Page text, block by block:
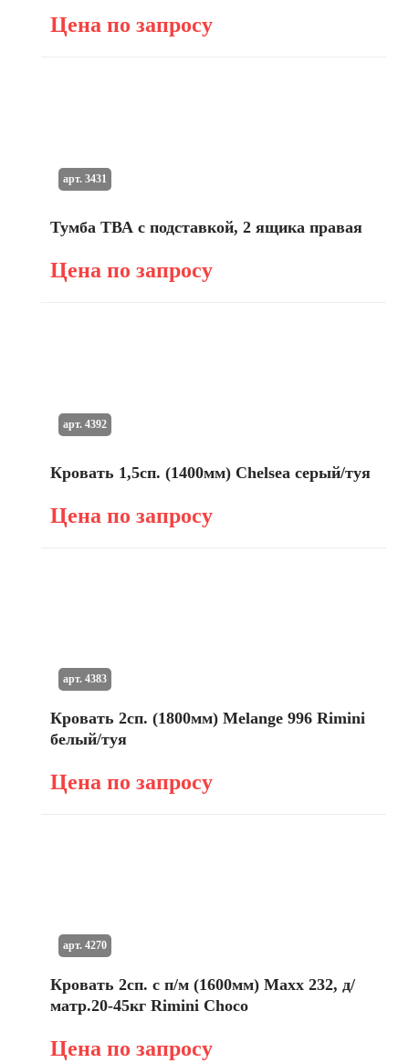
Цена по запросу
Тумба ТВА с подставкой, 2 ящика правая
Цена по запросу
арт. 3431
Кровать 1,5сп. (1400мм) Chelsea серый/туя
Цена по запросу
арт. 4392
Кровать 2сп. (1800мм) Мelange 996 Rimini
белый/туя
Цена по запросу
арт. 4383
Кровать 2сп. с п/м (1600мм) Maxx 232, д/
матр.20-45кг Rimini Choco
Цена по запросу
арт. 4270